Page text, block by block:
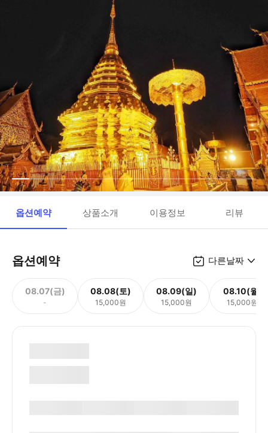
옵션예약 상품소개 이용정보 리뷰
옵션예약 다른날짜
08.07(금)
-
08.08(토)
15,000원
08.09(일)
15,000원
08.10(월)
15,000원